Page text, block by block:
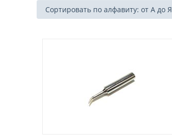
Сортировать по алфавиту: от А до Я